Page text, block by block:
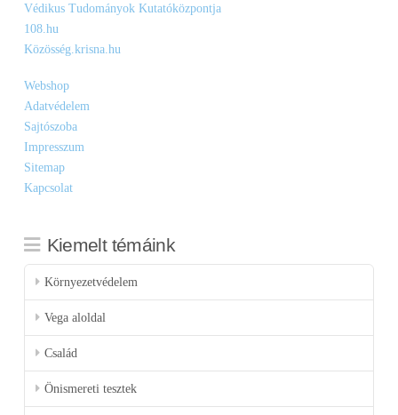
Védikus Tudományok Kutatóközpontja
108.hu
Közösség.krisna.hu
Webshop
Adatvédelem
Sajtószoba
Impresszum
Sitemap
Kapcsolat
Kiemelt témáink
Környezetvédelem
Vega aloldal
Család
Önismereti tesztek